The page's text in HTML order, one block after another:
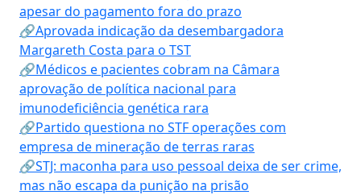
apesar do pagamento fora do prazo
🔗Aprovada indicação da desembargadora
Margareth Costa para o TST
🔗Médicos e pacientes cobram na Câmara
aprovação de política nacional para
imunodeficiência genética rara
🔗Partido questiona no STF operações com
empresa de mineração de terras raras
🔗STJ: maconha para uso pessoal deixa de ser crime,
mas não escapa da punição na prisão